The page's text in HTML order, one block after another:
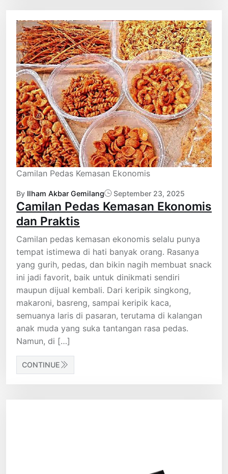
Camilan Pedas Kemasan Ekonomis
By Ilham Akbar Gemilang September 23, 2025
Camilan Pedas Kemasan Ekonomis
dan Praktis
Camilan pedas kemasan ekonomis selalu punya
tempat istimewa di hati banyak orang. Rasanya
yang gurih, pedas, dan bikin nagih membuat snack
ini jadi favorit, baik untuk dinikmati sendiri
maupun dijual kembali. Dari keripik singkong,
makaroni, basreng, sampai keripik kaca,
semuanya laris di pasaran, terutama di kalangan
anak muda yang suka tantangan rasa pedas.
Namun, di […]
CONTINUE